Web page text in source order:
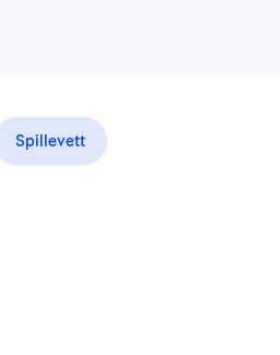
Spillevett